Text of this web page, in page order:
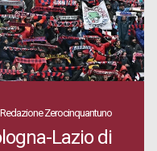
Redazione Zerocinquantuno
Lazio di